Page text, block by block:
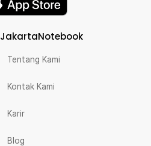
JakartaNotebook
Tentang Kami
Kontak Kami
Karir
Blog